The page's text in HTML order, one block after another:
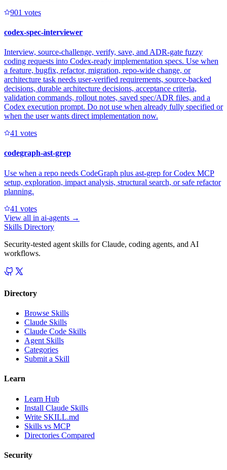
901 votes
codex-spec-interviewer
Interview, source-challenge, verify, save, and ADR-gate fuzzy
coding requests into Codex-ready implementation specs. Use when
a feature, bugfix, refactor, migration, repo-wide change, or
architecture task needs user-verified requirements, source-backed
decisions, durable architecture decisions, acceptance criteria,
validation commands, rollout notes, saved spec/ADR files, and a
Codex execution prompt. Do not use when already fully specified or
when the user wants direct implementation now.
41 votes
codegraph-ast-grep
Use when a repo needs CodeGraph plus ast-grep for Codex MCP
setup, exploration, impact analysis, structural search, or safe refactor
planning.
41 votes
View all in ai-agents →
Skills Directory
Security-tested agent skills for Claude, coding agents, and AI
workflows.
Directory
Browse Skills
Claude Skills
Claude Code Skills
Agent Skills
Categories
Submit a Skill
Learn
Learn Hub
Install Claude Skills
Write SKILL.md
Skills vs MCP
Directories Compared
Security